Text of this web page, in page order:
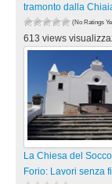
tramonto dalla
(No Ratings
613 views
La Chiesa del
Forio: Lavori senza